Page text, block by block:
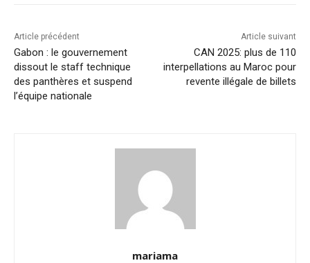
Article précédent
Gabon : le gouvernement
dissout le staff technique
des panthères et suspend
l’équipe nationale
Article suivant
CAN 2025: plus de 110
interpellations au Maroc pour
revente illégale de billets
mariama